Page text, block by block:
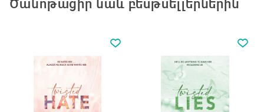
Ծանոթացիր նաև բեսթսելլերներին